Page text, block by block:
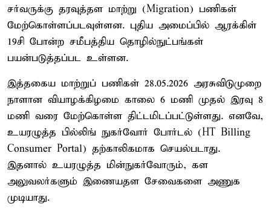
சர்வருக்கு தரவுத்தள மாற்று (Migration) பணிகள்
மேற்கொள்ளப்படவுள்ளன. புதிய அமைப்பில் ஆரக்கிள்
19சி போன்ற சமீபத்திய தொழில்நுட்பங்கள்
பயன்படுத்தப்பட உள்ளன.
இத்தகைய மாற்றுப் பணிகள் 28.05.2026 அரசுவிடுமுறை
நாளான வியாழக்கிழமை காலை 6 மணி முதல் இரவு 8
மணி வரை மேற்கொள்ள திட்டமிடப்பட்டுள்ளது. எனவே,
உயரழுத்த பில்லிங் நுகர்வோர் போர்டல் (HT Billing
Consumer Portal) தற்காலிகமாக செயல்படாது.
இதனால் உயரழுத்த மின்நுகர்வோரும், கள
அலுவலர்களும் இணையதள சேவைகளை அணுக
முடியாது.